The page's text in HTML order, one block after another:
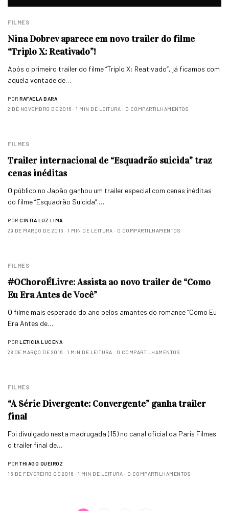
FILMES
Nina Dobrev aparece em novo trailer do filme
“Triplo X: Reativado”!
Após o primeiro trailer do filme “Triplo X: Reativado“, já ficamos com
aquela vontade de…
POR RAFAELA BARA
2 DE NOVEMBRO DE 2016
1 MIN DE LEITURA 0 COMPARTILHAMENTOS
FILMES
Trailer internacional de “Esquadrão suicida” traz
cenas inéditas
O público no Japão ganhou um trailer especial com cenas inéditas
do filme “Esquadrão Suicida”.…
POR CINTIA LUZ LIMA
29 DE MARÇO DE 2016
1 MIN DE LEITURA 0 COMPARTILHAMENTOS
FILMES
#OChoroÉLivre: Assista ao novo trailer de “Como
Eu Era Antes de Você”
O filme mais esperado do ano pelos amantes do romance “Como Eu
Era Antes de…
POR LETÍCIA LUCENA
28 DE MARÇO DE 2016
1 MIN DE LEITURA 0 COMPARTILHAMENTOS
FILMES
“A Série Divergente: Convergente” ganha trailer
final
Foi divulgado nesta madrugada (15) no canal oficial da Paris Filmes
o trailer final de…
POR THIAGO QUEIROZ
15 DE FEVEREIRO DE 2016
1 MIN DE LEITURA 0 COMPARTILHAMENTOS